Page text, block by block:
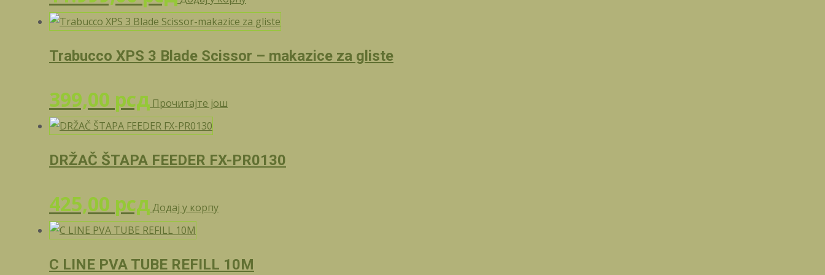
Trabucco XPS 3 Blade Scissor – makazice za gliste
399,00 рсд Прочитајте још
DRŽAČ ŠTAPA FEEDER FX-PR0130
425,00 рсд Додај у корпу
C LINE PVA TUBE REFILL 10M